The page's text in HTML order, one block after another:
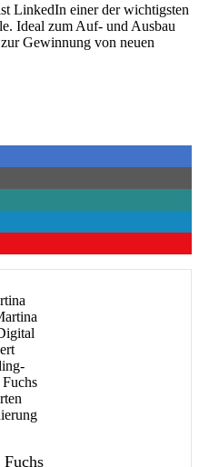
LinkedIn einer der wichtigsten
Ideal zum Auf- und Ausbau
Gewinnung von neuen